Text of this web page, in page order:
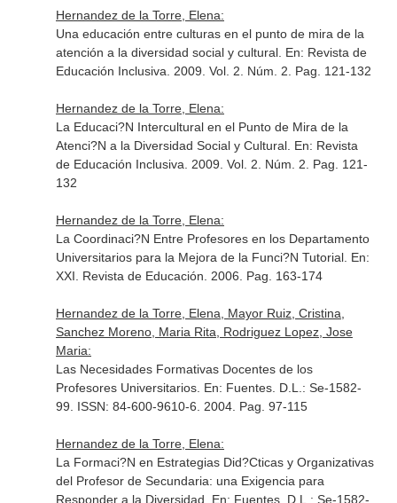
Hernandez de la Torre, Elena:
Una educación entre culturas en el punto de mira de la
atención a la diversidad social y cultural. En: Revista de
Educación Inclusiva . 2009. Vol. 2. Núm. 2. Pag. 121-132
Hernandez de la Torre, Elena:
La Educaci?N Intercultural en el Punto de Mira de la
Atenci?N a la Diversidad Social y Cultural. En: Revista
de Educación Inclusiva . 2009. Vol. 2. Núm. 2. Pag. 121-
132
Hernandez de la Torre, Elena:
La Coordinaci?N Entre Profesores en los Departamento
Universitarios para la Mejora de la Funci?N Tutorial. En:
XXI. Revista de Educación . 2006. Pag. 163-174
Hernandez de la Torre, Elena, Mayor Ruiz, Cristina,
Sanchez Moreno, Maria Rita, Rodriguez Lopez, Jose
Maria:
Las Necesidades Formativas Docentes de los
Profesores Universitarios. En: Fuentes. D.L.: Se-1582-
99. ISSN: 84-600-9610-6 . 2004. Pag. 97-115
Hernandez de la Torre, Elena:
La Formaci?N en Estrategias Did?Cticas y Organizativas
del Profesor de Secundaria: una Exigencia para
Responder a la Diversidad. En: Fuentes. D.L.: Se-1582-